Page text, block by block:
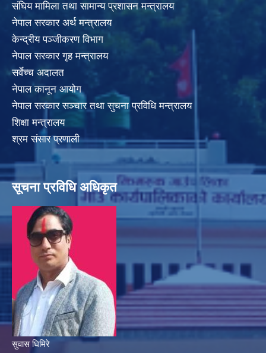
संघिय मामिला तथा सामान्य प्रशासन मन्त्रालय
नेपाल सरकार अर्थ मन्त्रालय
केन्द्रीय पञ्जीकरण विभाग
नेपाल सरकार गृह मन्त्रालय
सर्वेच्च अदालत
नेपाल कानून आयोग
नेपाल सरकार सञ्चार तथा सुचना प्रविधि मन्त्रालय
शिक्षा मन्त्रालय
श्रम संसार प्रणाली
सूचना प्रविधि अधिकृत
सुवास घिमिरे